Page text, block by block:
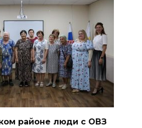
районе люди с ОВЗ